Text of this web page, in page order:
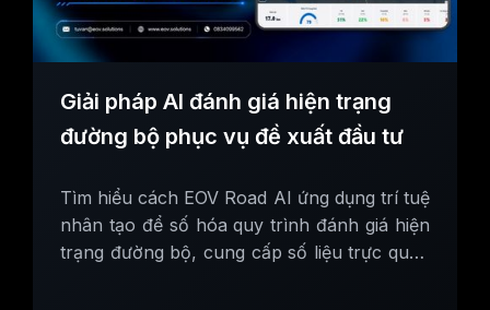
Giải pháp AI đánh giá hiện trạng
đường bộ phục vụ đề xuất đầu tư
Tìm hiểu cách EOV Road AI ứng dụng trí tuệ
nhân tạo để số hóa quy trình đánh giá hiện
trạng đường bộ, cung cấp số liệu trực quan